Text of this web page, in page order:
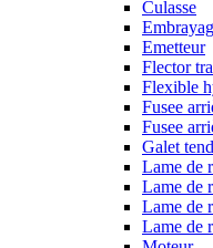
Culasse
Emetteur
Flector
Flexible
Fusee
Fusee
Galet
Lame de
Lame de
Lame de
Lame de